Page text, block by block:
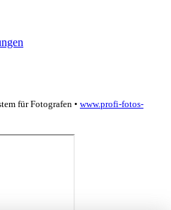
für Fotografen • www.profi-fotos-